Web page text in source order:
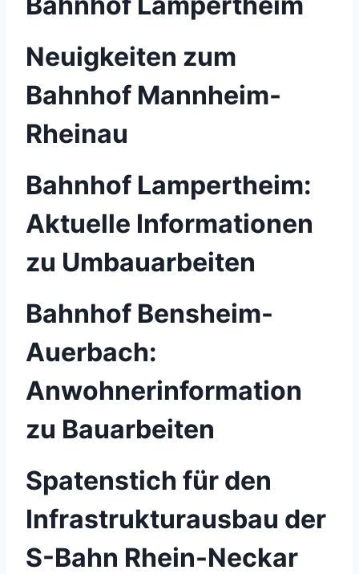
Neuigkeiten zum
Bahnhof Mannheim-
Rheinau
Bahnhof Lampertheim:
Aktuelle Informationen
zu Umbauarbeiten
Bahnhof Bensheim-
Auerbach:
Anwohnerinformation
zu Bauarbeiten
Spatenstich für den
Infrastrukturausbau der
S-Bahn Rhein-Neckar